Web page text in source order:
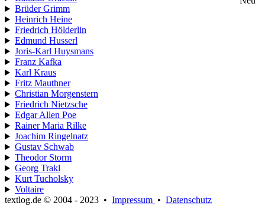
Brüder Grimm
Heinrich Heine
Friedrich Hölderlin
Edmund Husserl
Joris-Karl Huysmans
Franz Kafka
Karl Kraus
Fritz Mauthner
Christian Morgenstern
Friedrich Nietzsche
Edgar Allen Poe
Rainer Maria Rilke
Joachim Ringelnatz
Gustav Schwab
Theodor Storm
Georg Trakl
Kurt Tucholsky
Voltaire
textlog.de © 2004 - 2023 • Impressum • Datenschutz